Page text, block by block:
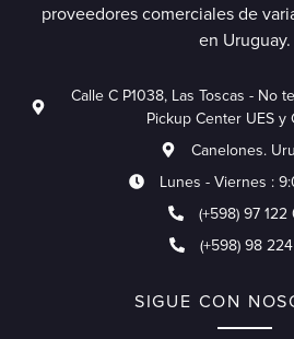
proveedores comerciales de
en Uruguay.
Calle C P1038, Las Toscas - No
Pickup Center UES y
Canelones.
Lunes - Viernes :
(+598) 97
(+598) 98
SIGUE CON